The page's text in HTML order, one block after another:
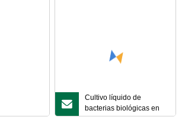
Cultivo líquido de
bacterias biológicas en
segundo lugar.